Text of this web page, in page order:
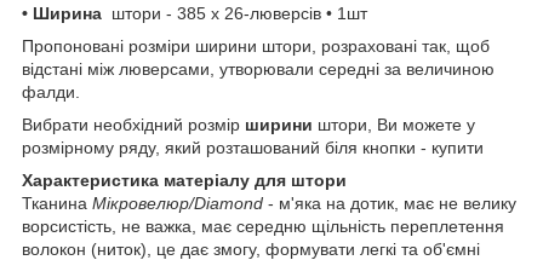
• Ширина штори - 385 х 26-люверсів • 1шт
Пропоновані розміри ширини штори, розраховані так, щоб
відстані між люверсами, утворювали середні за величиною
фалди.
Вибрати необхідний розмір ширини штори, Ви можете у
розмірному ряду, який розташований біля кнопки - купити
Характеристика матеріалу для штори
Тканина Мікровелюр/Diamond - м'яка на дотик, має не велику
ворсистість, не важка, має середню щільність переплетення
волокон (ниток), це дає змогу, формувати легкі та об'ємні